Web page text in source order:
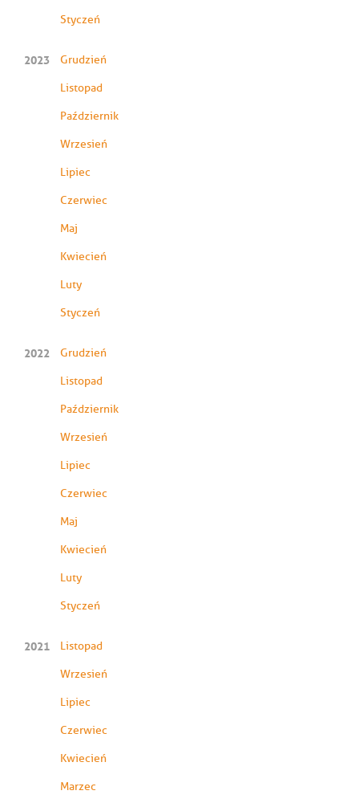
Styczeń
2023 Grudzień
Listopad
Październik
Wrzesień
Lipiec
Czerwiec
Maj
Kwiecień
Luty
Styczeń
2022 Grudzień
Listopad
Październik
Wrzesień
Lipiec
Czerwiec
Maj
Kwiecień
Luty
Styczeń
2021 Listopad
Wrzesień
Lipiec
Czerwiec
Kwiecień
Marzec